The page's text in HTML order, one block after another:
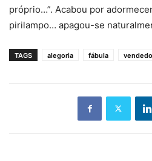
próprio…”. Acabou por
pirilampo… apagou-se
TAGS alegoria fábula